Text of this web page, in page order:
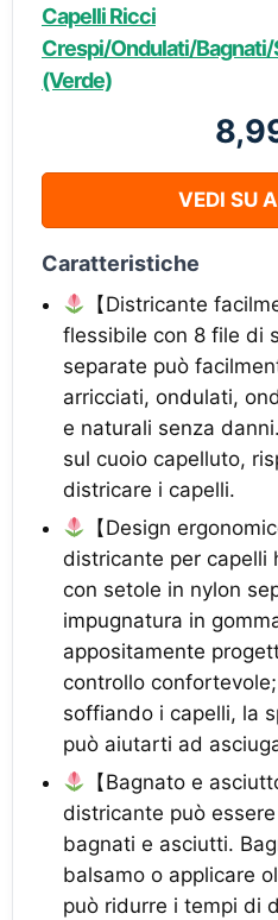
Capelli Ricci
Crespi/Ondulati/
(Verde)
VEDI SU
Caratteristiche
【Districante
flessibile con 8 file di
separate può
arricciati, ondulati,
e naturali senza
sul cuoio capelluto,
districare i capelli.
【Design
districante per capelli
con setole in nylon
impugnatura in
appositamente
controllo
soffiando i capelli, la
può aiutarti ad
【Bagnato e
districante può
bagnati e asciutti.
balsamo o applicare
può ridurre i tempi di